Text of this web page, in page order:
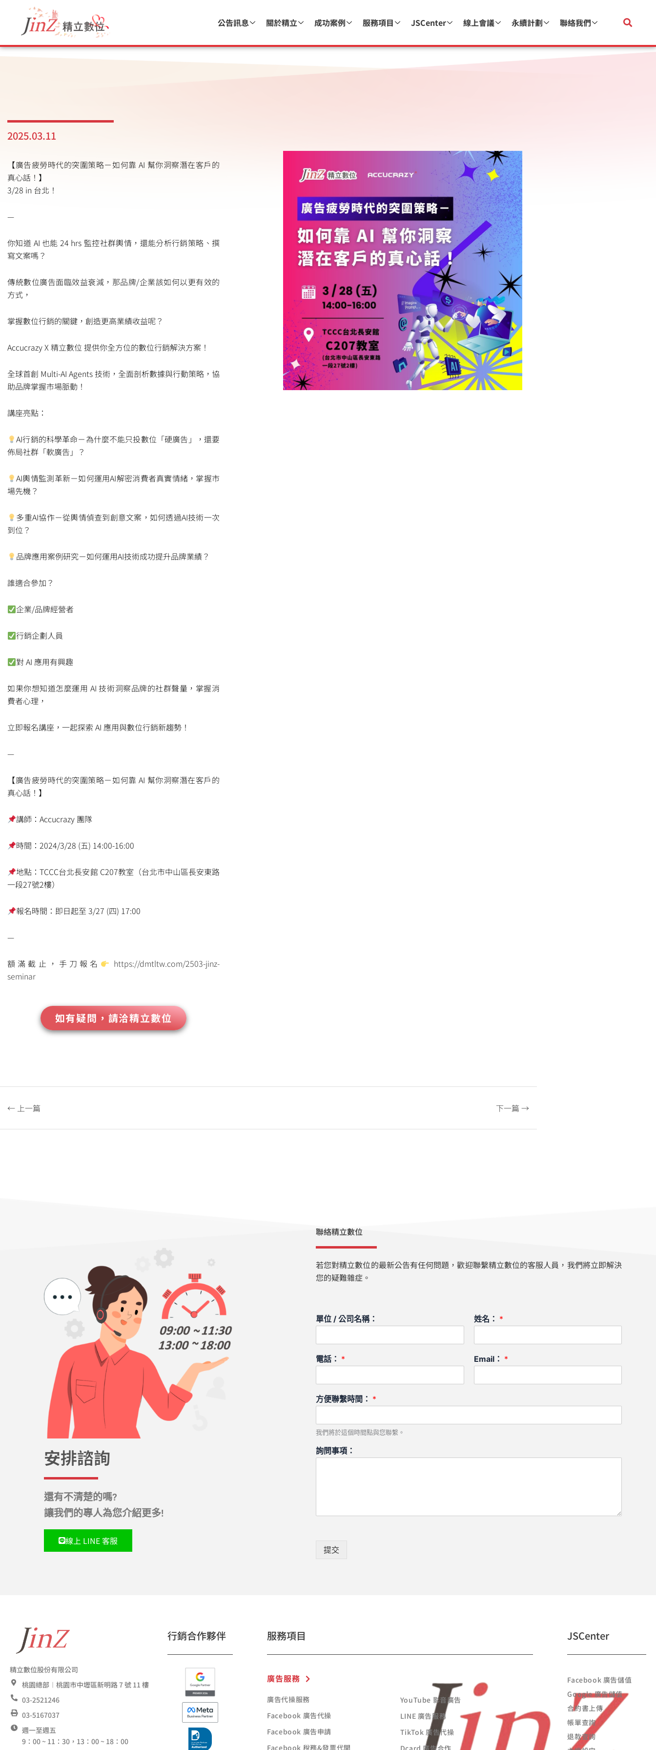
要
公告訊息 關於精立 成功案例 服務項目 JSCenter 線上會議 永續計劃 聯絡我們
2025.03.11
【廣告疲勞時代的突圍策略－如何靠 AI 幫你洞察潛在客戶的
真心話！】
3/28 in 台北！
—
你知道 AI 也能 24 hrs 監控社群輿情，還能分析行銷策略、撰
寫文案嗎？
傳統數位廣告面臨效益衰減，那品牌/企業該如何以更有效的
方式，
掌握數位行銷的關鍵，創造更高業績收益呢？
Accucrazy X 精立數位 提供你全方位的數位行銷解決方案！
全球首創 Multi-AI Agents 技術，全面剖析數據與行動策略，協
助品牌掌握市場脈動！
講座亮點：
AI行銷的科學革命－為什麼不能只投數位「硬廣告」，還要
佈局社群「軟廣告」？
AI輿情監測革新－如何運用AI解密消費者真實情緒，掌握市
場先機？
多重AI協作－從輿情偵查到創意文案，如何透過AI技術一次
到位？
品牌應用案例研究－如何運用AI技術成功提升品牌業績？
誰適合參加？
企業/品牌經營者
行銷企劃人員
對 AI 應用有興趣
如果你想知道怎麼運用 AI 技術洞察品牌的社群聲量，掌握消
費者心理，
立即報名講座，一起探索 AI 應用與數位行銷新趨勢！
—
【廣告疲勞時代的突圍策略－如何靠 AI 幫你洞察潛在客戶的
真心話！】
講師：Accucrazy 團隊
時間：2024/3/28 (五) 14:00-16:00
地點：TCCC台北長安館 C207教室（台北市中山區長安東路
一段27號2樓）
報名時間：即日起至 3/27 (四) 17:00
—
額滿截止，手刀報名
https://dmtltw.com/2503-jinz-
seminar
如有疑問，請洽精立數位
← 上一篇 下一篇 →
安排諮詢
還有不清楚的嗎?
讓我們的專人為您介紹更多!
線上 LINE 客服
聯絡精立數位
若您對精立數位的最新公告有任何問題，歡迎聯繫精立數位的客服人員，我們將立即解決
您的疑難雜症。
單位 / 公司名稱：
電話： *
姓名： *
Email： *
方便聯繫時間： *
我們將於這個時間點與您聯繫。
詢問事項：
提交
精立數位股份有限公司
桃園總部︱桃園市中壢區新明路 7 號 11 樓
03-2521246
03-5167037
週一至週五
9：00 ~ 11：30，13：00 ~ 18：00
行銷合作夥伴 服務項目
廣告服務
廣告代操服務
Facebook 廣告代操
Facebook 廣告申請
Facebook 稅務&發票代開
YouTube 影音廣告
LINE 廣告服務
TikTok 廣告代操
Dcard 廣告合作
JSCenter
Facebook 廣告儲值
Google 廣告儲值
合約書上傳
帳單查詢
退款查詢